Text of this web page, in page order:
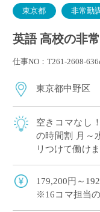
東京都 非常勤
英語 高校の非
仕事NO：T261-2608-
東京都中野区
空きコマなし
の時間割 月～
リつけて働け
る先生が多い学
179,200円～
※16コマ担当